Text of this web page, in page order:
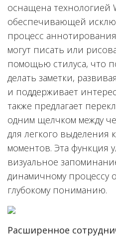
оснащена технологией
обеспечивающей
процесс
могут писать или
помощью стилуса, что
делать заметки,
и поддерживает
также предлагает
одним щелчком между
для легкого выделения
моментов. Эта функция
визуальное
динамичному процессу
глубокому пониманию.
Расширенное